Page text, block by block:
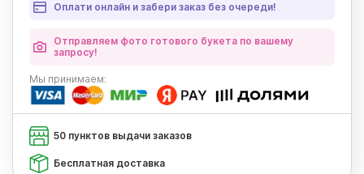
Оплати онлайн и забери заказ без очереди!
Отправляем фото готового букета по вашему
запросу!
Мы принимаем:
50 пунктов выдачи заказов
Бесплатная доставка